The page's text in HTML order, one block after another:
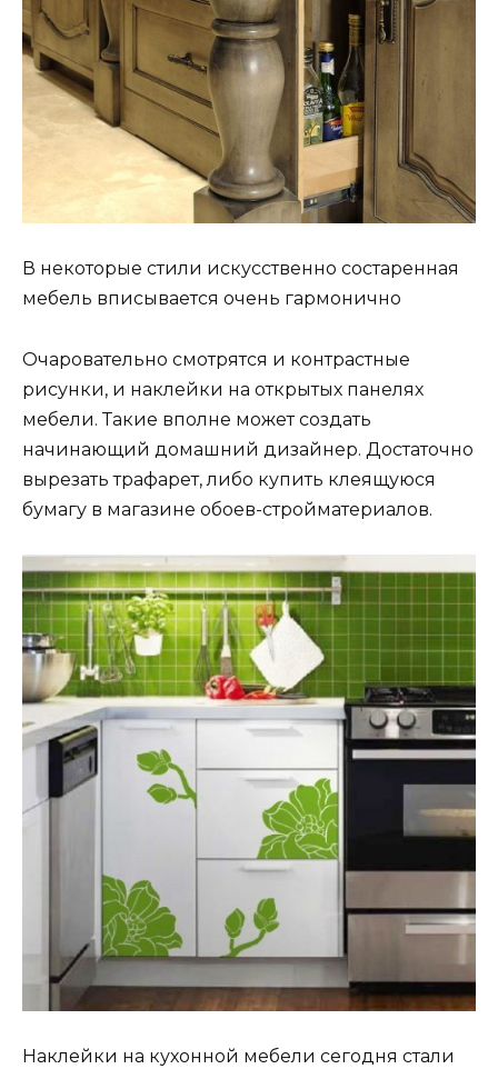
В некоторые стили искусственно состаренная
мебель вписывается очень гармонично
Очаровательно смотрятся и контрастные
рисунки, и наклейки на открытых панелях
мебели. Такие вполне может создать
начинающий домашний дизайнер. Достаточно
вырезать трафарет, либо купить клеящуюся
бумагу в магазине обоев-стройматериалов.
Наклейки на кухонной мебели сегодня стали